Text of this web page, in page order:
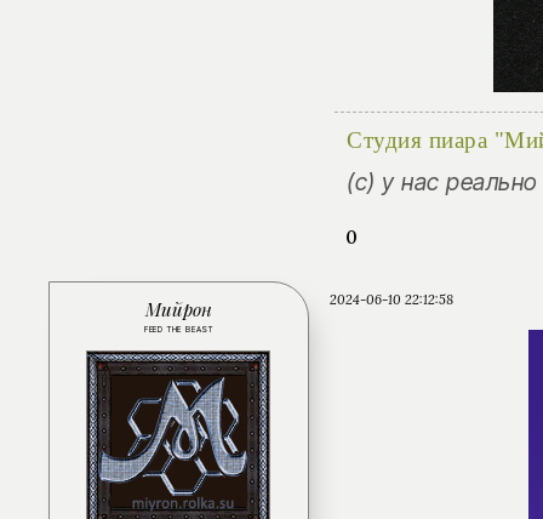
Студия пиара
(с) у нас
0
2024-06-10 22:12:58
Мийрон
FEED THE BEAST